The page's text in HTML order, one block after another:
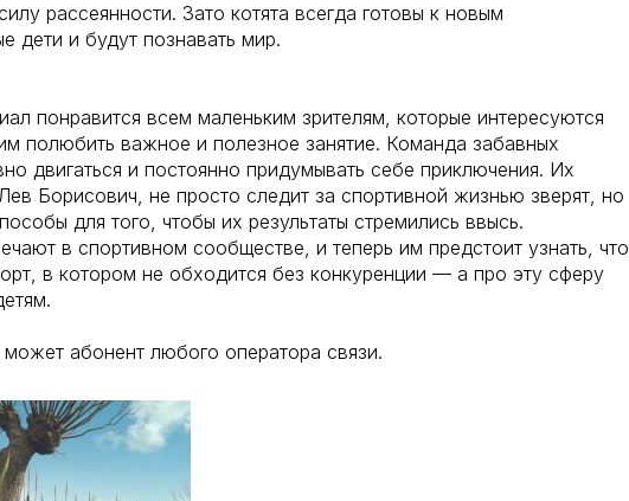
рассеянности. Зато котята всегда готовы к новым
дети и будут познавать мир.
понравится всем маленьким зрителям, которые интересуются
полюбить важное и полезное занятие. Команда забавных
двигаться и постоянно придумывать себе приключения. Их
Борисович, не просто следит за спортивной жизнью зверят, но
для того, чтобы их результаты стремились ввысь.
в спортивном сообществе, и теперь им предстоит узнать, что
в котором не обходится без конкуренции — а про эту сферу
абонент любого оператора связи.